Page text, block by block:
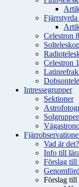
Celestron 8
Celestron
Intressegrupper
Sektioner
Solgruppen
Vad är det?
Info till
Förslag till
Förslag till